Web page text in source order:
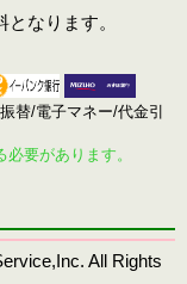
なります。
替/電子マネー/代金引
要があります。
All Rights